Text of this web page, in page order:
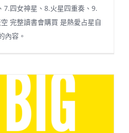
7.四女神星、8.火星四重奏、9.
完整讀書會購買 是熱愛占星自
內容。